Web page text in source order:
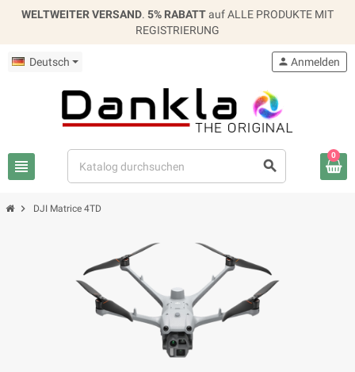
WELTWEITER VERSAND. 5% RABATTauf ALLE PRODUKTE MIT
REGISTRIERUNG
Deutsch
view_headline search
person Anmelden
0
chevron_right DJI Matrice 4TD